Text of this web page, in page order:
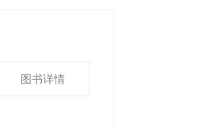
图书详情